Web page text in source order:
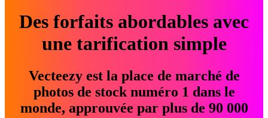
Des forfaits abordables avec
une tarification simple
Vecteezy est la place de marché de
photos de stock numéro 1 dans le
monde, approuvée par plus de 90 000